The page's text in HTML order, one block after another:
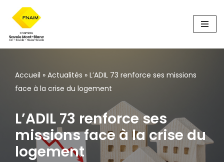
Aller
au
Accueil » Actualités » L’ADIL 73 renforce ses missions
face à la crise du logement
L’ADIL 73 renforce ses
missions face à la crise du
logement